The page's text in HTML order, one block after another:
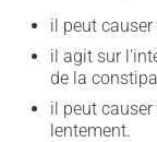
il peut
il agit sur
de la
il peut
lentement.